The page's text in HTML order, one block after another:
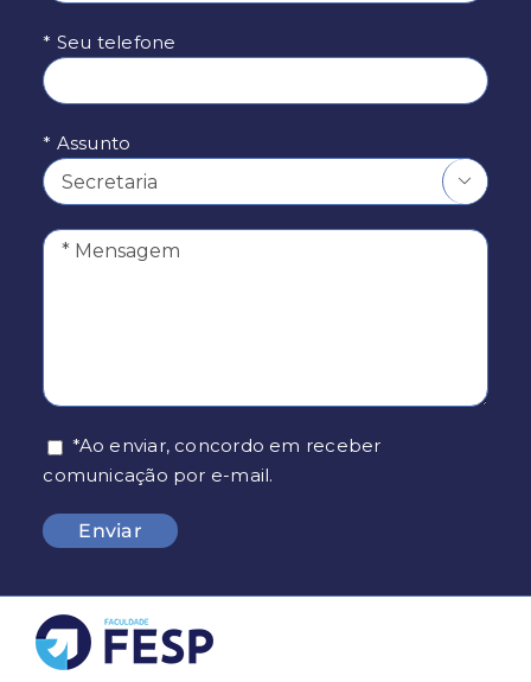
* Seu telefone
* Assunto

*Ao enviar, concordo em receber
comunicação por e-mail.